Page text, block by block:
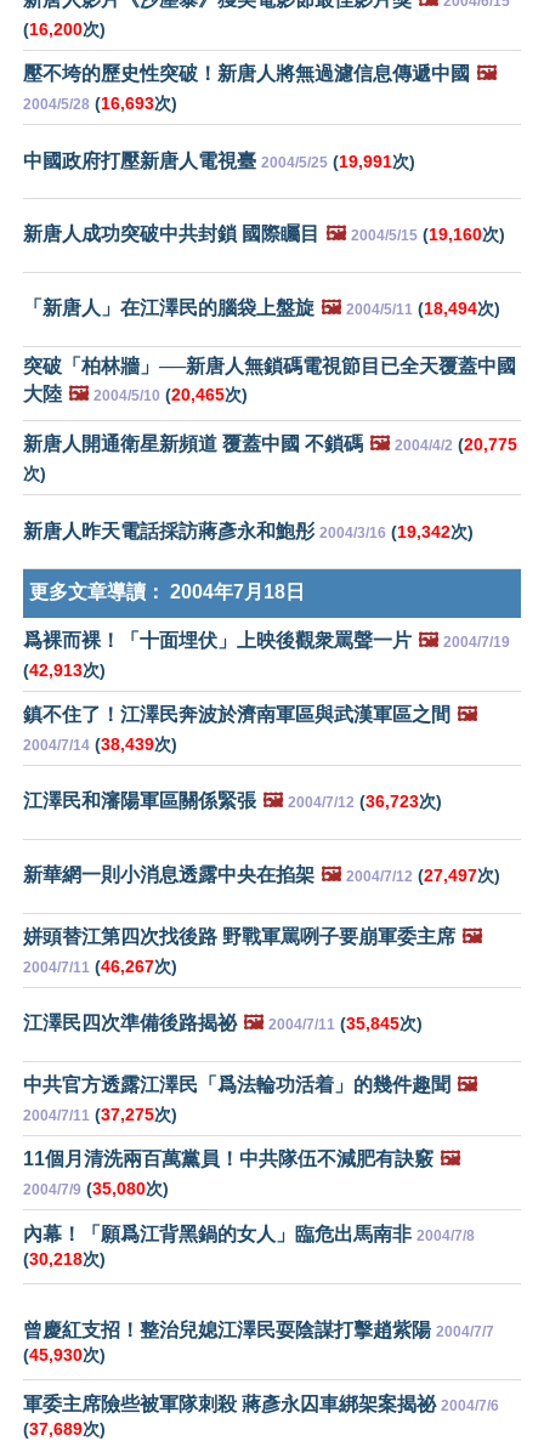
(16,200次)
壓不垮的歷史性突破！新唐人將無過濾信息傳遞中國 🖼️
2004/5/28 (16,693次)
中國政府打壓新唐人電視臺 2004/5/25 (19,991次)
新唐人成功突破中共封鎖 國際矚目 🖼️ 2004/5/15 (19,160次)
「新唐人」在江澤民的腦袋上盤旋 🖼️ 2004/5/11 (18,494次)
突破「柏林牆」──新唐人無鎖碼電視節目已全天覆蓋中國
大陸 🖼️ 2004/5/10 (20,465次)
新唐人開通衛星新頻道 覆蓋中國 不鎖碼 🖼️ 2004/4/2 (20,775
次)
新唐人昨天電話採訪蔣彥永和鮑彤 2004/3/16 (19,342次)
更多文章導讀： 2004年7月18日
爲裸而裸！「十面埋伏」上映後觀衆罵聲一片 🖼️ 2004/7/19
(42,913次)
鎮不住了！江澤民奔波於濟南軍區與武漢軍區之間 🖼️
2004/7/14 (38,439次)
江澤民和瀋陽軍區關係緊張 🖼️ 2004/7/12 (36,723次)
新華網一則小消息透露中央在掐架 🖼️ 2004/7/12 (27,497次)
姘頭替江第四次找後路 野戰軍罵咧子要崩軍委主席 🖼️
2004/7/11 (46,267次)
江澤民四次準備後路揭祕 🖼️ 2004/7/11 (35,845次)
中共官方透露江澤民「爲法輪功活着」的幾件趣聞 🖼️
2004/7/11 (37,275次)
11個月清洗兩百萬黨員！中共隊伍不減肥有訣竅 🖼️
2004/7/9 (35,080次)
內幕！「願爲江背黑鍋的女人」臨危出馬南非 2004/7/8
(30,218次)
曾慶紅支招！整治兒媳江澤民耍陰謀打擊趙紫陽 2004/7/7
(45,930次)
軍委主席險些被軍隊刺殺 蔣彥永囚車綁架案揭祕 2004/7/6
(37,689次)